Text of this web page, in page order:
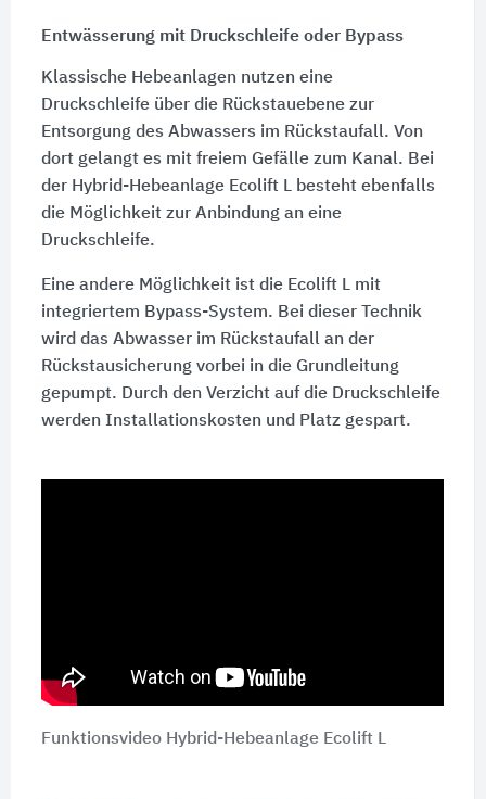
Entwässerung mit Druckschleife oder Bypass
Klassische Hebeanlagen nutzen eine
Druckschleife über die Rückstauebene zur
Entsorgung des Abwassers im Rückstaufall. Von
dort gelangt es mit freiem Gefälle zum Kanal. Bei
der Hybrid-Hebeanlage Ecolift L besteht ebenfalls
die Möglichkeit zur Anbindung an eine
Druckschleife.
Eine andere Möglichkeit ist die Ecolift L mit
integriertem Bypass-System. Bei dieser Technik
wird das Abwasser im Rückstaufall an der
Rückstausicherung vorbei in die Grundleitung
gepumpt. Durch den Verzicht auf die Druckschleife
werden Installationskosten und Platz gespart.
Funktionsvideo Hybrid-Hebeanlage Ecolift L